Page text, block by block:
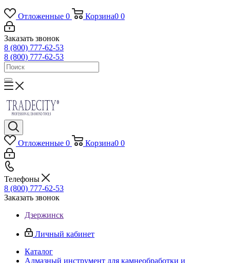
Отложенные 0 Корзина0 0
Заказать звонок
8 (800) 777-62-53
8 (800) 777-62-53
Отложенные 0 Корзина0 0
Телефоны
8 (800) 777-62-53
Заказать звонок
Дзержинск
Личный кабинет
Каталог
Алмазный инструмент для камнеобработки и